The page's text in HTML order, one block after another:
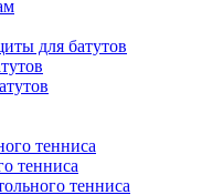
для батутов
тенниса